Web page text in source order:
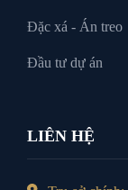
Đặc xá - Án treo
Đầu tư dự án
LIÊN HỆ